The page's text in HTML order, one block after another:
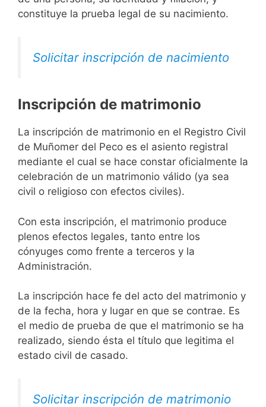
constituye la prueba legal de su nacimiento.
Solicitar inscripción de nacimiento
Inscripción de matrimonio
La inscripción de matrimonio en el Registro Civil
de Muñomer del Peco es el asiento registral
mediante el cual se hace constar oficialmente la
celebración de un matrimonio válido (ya sea
civil o religioso con efectos civiles).
Con esta inscripción, el matrimonio produce
plenos efectos legales, tanto entre los
cónyuges como frente a terceros y la
Administración.
La inscripción hace fe del acto del matrimonio y
de la fecha, hora y lugar en que se contrae. Es
el medio de prueba de que el matrimonio se ha
realizado, siendo ésta el título que legitima el
estado civil de casado.
Solicitar inscripción de matrimonio